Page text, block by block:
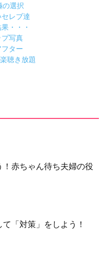
の選択
レブ達
・・・
写真
ター
聴き放題
赤ちゃん待ち夫婦の役
「対策」をしよう！